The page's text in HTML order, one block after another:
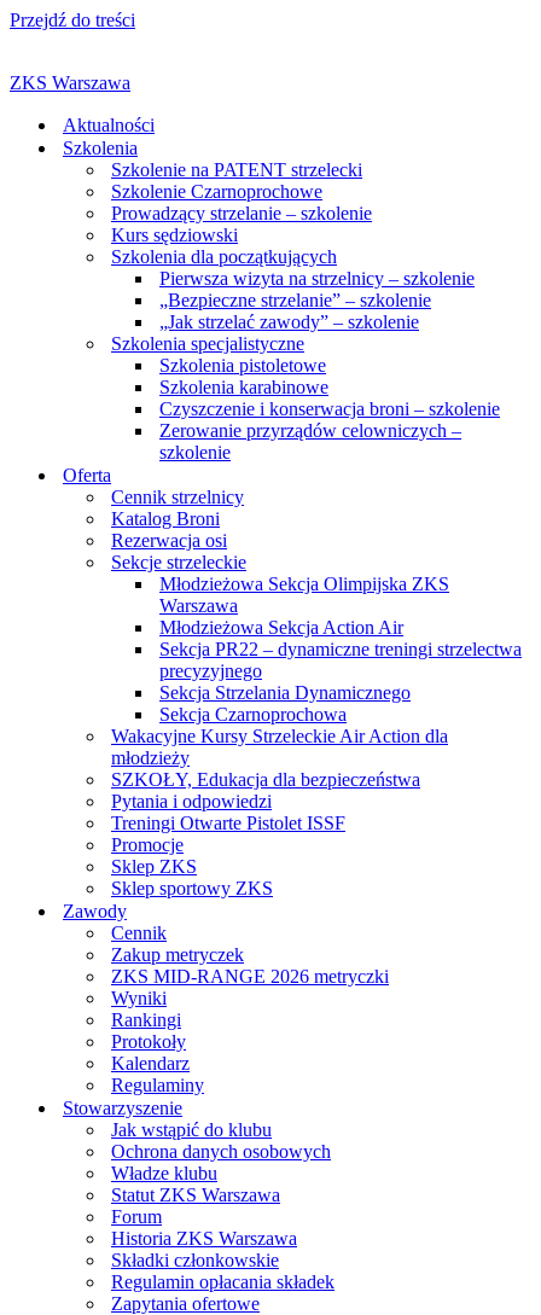
Przejdź do treści
ZKS Warszawa
Aktualności
Szkolenia
Szkolenie na PATENT strzelecki
Szkolenie Czarnoprochowe
Prowadzący strzelanie – szkolenie
Kurs sędziowski
Szkolenia dla początkujących
Pierwsza wizyta na strzelnicy – szkolenie
„Bezpieczne strzelanie” – szkolenie
„Jak strzelać zawody” – szkolenie
Szkolenia specjalistyczne
Szkolenia pistoletowe
Szkolenia karabinowe
Czyszczenie i konserwacja broni – szkolenie
Zerowanie przyrządów celowniczych –
szkolenie
Oferta
Cennik strzelnicy
Katalog Broni
Rezerwacja osi
Sekcje strzeleckie
Młodzieżowa Sekcja Olimpijska ZKS
Warszawa
Młodzieżowa Sekcja Action Air
Sekcja PR22 – dynamiczne treningi strzelectwa
precyzyjnego
Sekcja Strzelania Dynamicznego
Sekcja Czarnoprochowa
Wakacyjne Kursy Strzeleckie Air Action dla
młodzieży
SZKOŁY, Edukacja dla bezpieczeństwa
Pytania i odpowiedzi
Treningi Otwarte Pistolet ISSF
Promocje
Sklep ZKS
Sklep sportowy ZKS
Zawody
Cennik
Zakup metryczek
ZKS MID-RANGE 2026 metryczki
Wyniki
Rankingi
Protokoły
Kalendarz
Regulaminy
Stowarzyszenie
Jak wstąpić do klubu
Ochrona danych osobowych
Władze klubu
Statut ZKS Warszawa
Forum
Historia ZKS Warszawa
Składki członkowskie
Regulamin opłacania składek
Zapytania ofertowe